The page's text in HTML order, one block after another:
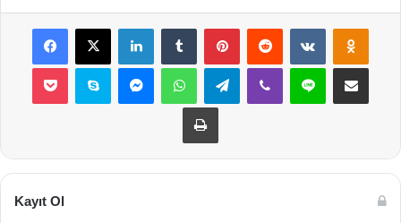
Facebook
X LinkedInTumblr PinterestReddit VKontakte
Pocket Skype MessengerWhatsAppTelegramViber Line E-Posta ile
Yazdır
Kayıt Ol